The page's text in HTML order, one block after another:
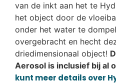
van de inkt aan het te
het object door de
onder het water te
overgebracht en hecht
driedimensionaal object!
Aerosol is inclusief bij al
kunt meer details over